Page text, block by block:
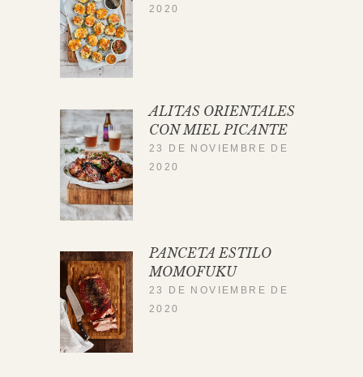
2020
ALITAS ORIENTALES
CON MIEL PICANTE
23 DE NOVIEMBRE DE
2020
PANCETA ESTILO
MOMOFUKU
23 DE NOVIEMBRE DE
2020